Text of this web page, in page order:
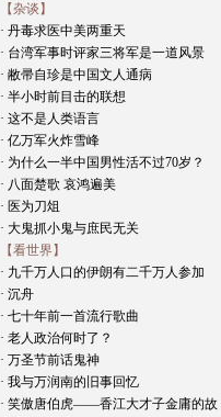
【杂谈】
· 丹毒求医中美两重天
· 台湾军事时评家三将军是一道风景
· 敝帚自珍是中国文人通病
· 半小时前目击的联想
· 这不是人类语言
· 亿万军火炸雪峰
· 为什么一半中国男性活不过70岁？
· 八面楚歌 哀鸿遍美
· 医为刀俎
· 大鬼抓小鬼与庶民无关
【看世界】
· 九千万人口的伊朗有二千万人参加
· 沉舟
· 七十年前一首流行歌曲
· 老人政治何时了？
· 万圣节前话鬼神
· 我与万润南的旧事回忆
· 笑傲唐伯虎——香江大才子金庸的故